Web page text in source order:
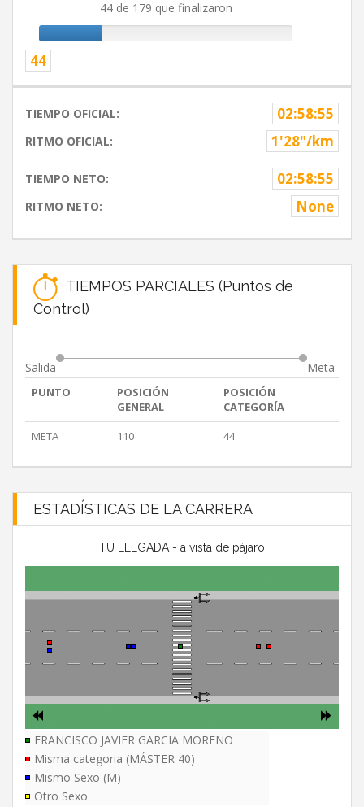
44 de 179 que finalizaron
44
TIEMPO OFICIAL: 02:58:55
RITMO OFICIAL: 1'28"/km
TIEMPO NETO: 02:58:55
RITMO NETO: None
TIEMPOS PARCIALES (Puntos de
Control)
Salida Meta
PUNTO
POSICIÓN
GENERAL
POSICIÓN
CATEGORÍA
META
110 44
ESTADÍSTICAS DE LA CARRERA
TU LLEGADA - a vista de pájaro
FRANCISCO JAVIER GARCIA MORENO
Misma categoria (MÁSTER 40)
Mismo Sexo (M)
Otro Sexo